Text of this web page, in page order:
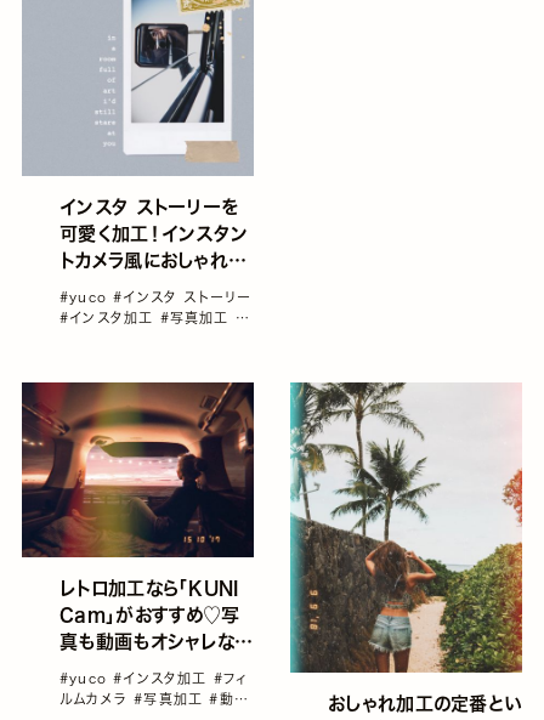
インスタ ストーリーを
可愛く加工！インスタン
トカメラ風におしゃれに
コラージュしてみよう♡
／yucoの加工レシピ
#yuco#インスタ ストーリー
#インスタ加工 #写真加工
#
レトロ加工なら「KUNI
Cam」がおすすめ♡写
真も動画もオシャレなフ
ィルム調に変身！／
yucoの加工レシピ
#yuco#インスタ加工 #フィ
ルムカメラ#写真加工#動画
おしゃれ加工の定番とい